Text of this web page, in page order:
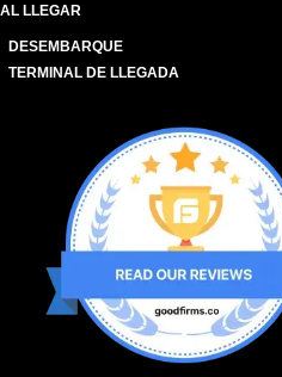
LLEGAR
DESEMBARQUE
TERMINAL DE LLEGADA